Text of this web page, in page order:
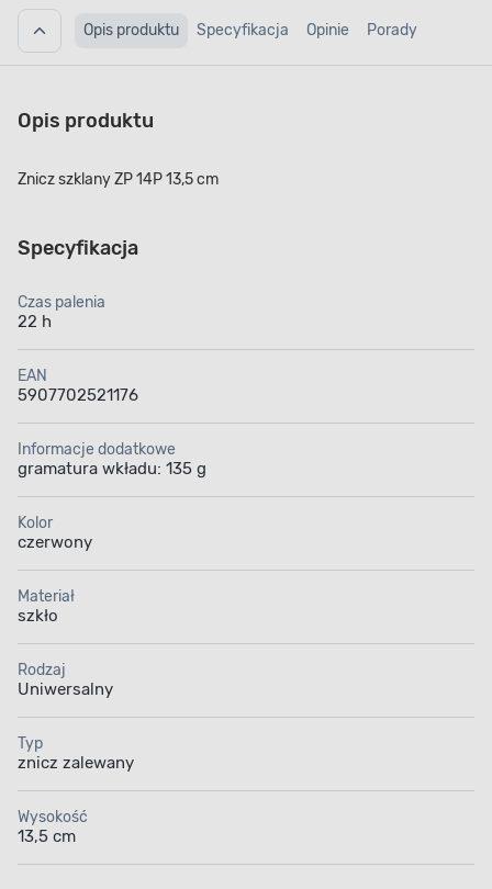
Opis produktu Specyfikacja Opinie Porady
Opis produktu
Znicz szklany ZP 14P 13,5 cm
Specyfikacja
Czas palenia
22 h
EAN
5907702521176
Informacje dodatkowe
gramatura wkładu: 135 g
Kolor
czerwony
Materiał
szkło
Rodzaj
Uniwersalny
Typ
znicz zalewany
Wysokość
13,5 cm